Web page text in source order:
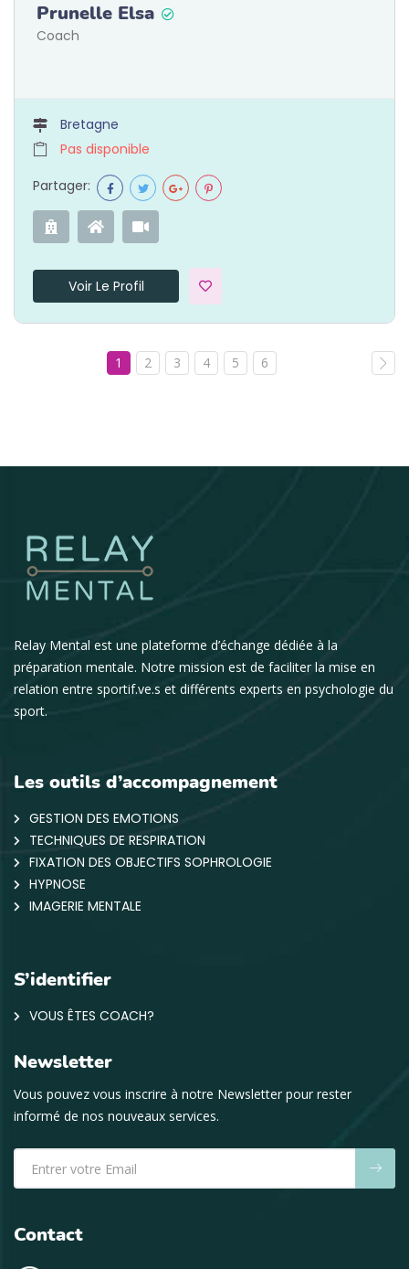
Prunelle Elsa
Coach
Bretagne
Pas disponible
Partager:
Voir Le Profil
1 2 3 4 5 6
Relay Mental est une plateforme d’échange dédiée à la
préparation mentale. Notre mission est de faciliter la mise en
relation entre sportif.ve.s et différents experts en psychologie du
sport.
Les outils d’accompagnement
GESTION DES EMOTIONS
TECHNIQUES DE RESPIRATION
FIXATION DES OBJECTIFS SOPHROLOGIE
HYPNOSE
IMAGERIE MENTALE
S’identifier
VOUS ÊTES COACH?
Newsletter
Vous pouvez vous inscrire à notre Newsletter pour rester
informé de nos nouveaux services.
Contact